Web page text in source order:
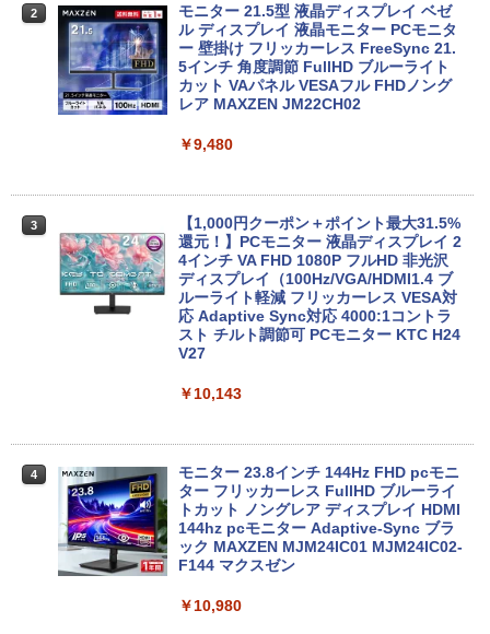
【最新Office2024】中古ノート Lenovo
ThinkPad L580 第8世代Core i5 大画面
15.6インチ液晶 メモリ8GB/16GB 新品S
SD 1TB テンキー付き Webカメラ内蔵 U
SB 3.0 無線LAN搭載 office付き Windo
古パソコン 中古PC オフィス 中古
【マラソンP5倍/10%オフクーポン】【ワ
ケあり/激安商品】 中古ノートパソコン
レノボ Lenovo ThinkPad L380 第8世代
Core i5 メモリ8GB/16GB SSD128/256G
B/512GB 13.3インチ Windows11 Pro 送
料無料 保証付き
￥15,800
4
エントリーで最大10倍！｜【Win11正式
対応モデル】アウトレット 第8世代 Core
i5 ノートパソコン Win11対応 15.6型 大
画面中古PC 富士通 NEC DELL 新品SSD
搭載 メモリ最大32GB 新品SSD最大2TB
Office付き DVD内蔵/テンキー/WEBカメ
ィス付き 最新MSOffice2024可 Win11Pr
o 中古パソコンデスクトップパソコン ミ
ニPC デル 中古パソコンデスクトップPC
￥17,888
1)GHz | MEM:8GB | SSD:256GB(NVMe)
| DVDマルチ | 無線LAN:なし | Win11Pro
64Bit
￥21,980
n-One | Windows11 | 一体型 | 一年保証
内蔵 | フルHD | Win11Pro64Bit | ACアダ
プター付属
￥29,980
【送料無料】DT：DELL Optiplex 3080
2
モニター 21.5型 液晶ディスプレイ ベゼ
ル ディスプレイ 液晶モニター PCモニタ
ー 壁掛け フリッカーレス FreeSync 21.
5インチ 角度調節 FullHD ブルーライト
カット VAパネル VESAフル FHDノング
レア MAXZEN JM22CH02
￥9,480
3
【1,000円クーポン＋ポイント最大31.5%
還元！】PCモニター 液晶ディスプレイ 2
4インチ VA FHD 1080P フルHD 非光沢
ディスプレイ（100Hz/VGA/HDMI1.4 ブ
ルーライト軽減 フリッカーレス VESA対
応 Adaptive Sync対応 4000:1コントラ
スト チルト調節可 PCモニター KTC H24
V27
￥10,143
4
モニター 23.8インチ 144Hz FHD pcモニ
ター フリッカーレス FullHD ブルーライ
トカット ノングレア ディスプレイ HDMI
144hz pcモニター Adaptive-Sync ブラ
ック MAXZEN MJM24IC01 MJM24IC02-
F144 マクスゼン
￥10,980